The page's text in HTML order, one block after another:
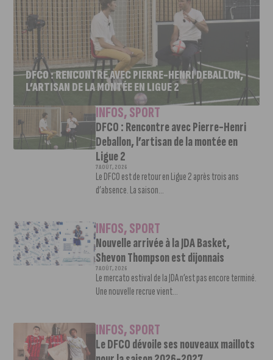
DFCO : RENCONTRE AVEC PIERRE-HENRI DEBALLON,
L’ARTISAN DE LA MONTÉE EN LIGUE 2
INFOS,SPORT
DFCO : Rencontre avec Pierre-Henri
Deballon, l’artisan de la montée en
Ligue 2
7 AOÛT, 2026
Le DFCO est de retour en Ligue 2 après trois ans
d’absence. La saison...
INFOS,SPORT
Nouvelle arrivée à la JDA Basket,
Shevon Thompson est dijonnais
7 AOÛT, 2026
Le mercato estival de la JDA n’est pas encore terminé.
Une nouvelle recrue vient...
INFOS,SPORT
Le DFCO dévoile ses nouveaux maillots